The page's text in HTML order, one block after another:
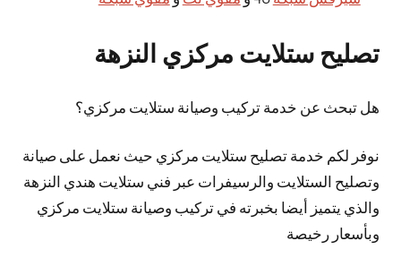
تصليح ستلايت مركزي النزهة
هل تبحث عن خدمة تركيب وصيانة ستلايت مركزي؟
نوفر لكم خدمة تصليح ستلايت مركزي حيث نعمل على صيانة
وتصليح الستلايت والرسيفرات عبر فني ستلايت هندي النزهة
والذي يتميز أيضا بخبرته في تركيب وصيانة ستلايت مركزي
وبأسعار رخيصة